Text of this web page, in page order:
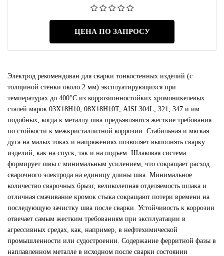
ЦЕНА ПО ЗАПРОСУ
Электрод рекомендован для сварки тонкостенных изделий (с
толщиной стенки около 2 мм) эксплуатирующихся при
температурах до 400°С из коррозионностойких хромоникелевых
сталей марок 03Х18Н10, 08Х18Н10Т, AISI 304L, 321, 347 и им
подобных, когда к металлу шва предъявляются жесткие требования
по стойкости к межкристаллитной коррозии. Стабильная и мягкая
дуга на малых токах и напряжениях позволяет выполнять сварку
изделий, как на спуск, так и на подъем. Шлаковая система
формирует швы с минимальным усилением, что сокращает расход
сварочного электрода на единицу длины шва. Минимальное
количество сварочных брызг, великолепная отделяемость шлака и
отличная смачивание кромок стыка сокращают потери времени на
последующую зачистку шва после сварки. Устойчивость к коррозии
отвечает самым жестким требованиям при эксплуатации в
агрессивных средах, как, например, в нефтехимической
промышленности или судостроении. Содержание ферритной фазы в
наплавленном металле в исходном после сварки состоянии